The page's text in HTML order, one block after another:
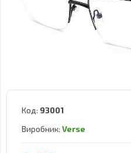
Код: 93001
Виробник: Verse